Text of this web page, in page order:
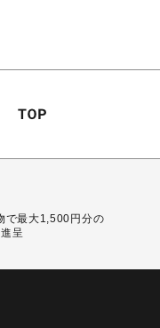
で最大1,500円分の
呈